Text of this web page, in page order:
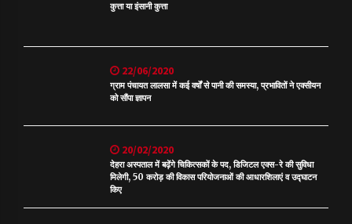
कुत्ता या इंसानी कुत्ता
22/06/2020
ग्राम पंचायत लालसा में कई वर्षों से पानी की समस्या, प्रभावितों ने एक्सीयन
को सौंपा ज्ञापन
20/02/2020
देहरा अस्पताल में बढ़ेंगे चिकित्सकों के पद, डिजिटल एक्स-रे की सुविधा
मिलेगी, 50 करोड़ की विकास परियोजनाओं की आधारशिलाएं व उद्घाटन
किए